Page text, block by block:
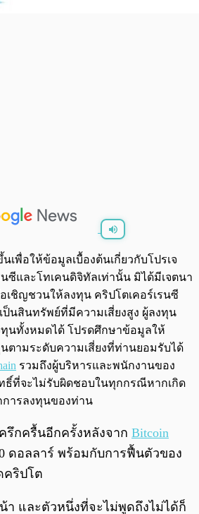
0:00/0:00
เพื่อให้ข้อมูลเบื้องต้นเกี่ยวกับโปรเจ
นซีและโทเคนดิจิทัลเท่านั้น มิได้มีเจตนา
เชิญชวนให้ลงทุน คริปโตเคอร์เรนซี
ป็นสินทรัพย์ที่มีความเสี่ยงสูง ผู้ลงทุน
ทุนทั้งหมดได้ โปรดศึกษาข้อมูลให้
ตามระดับความเสี่ยงที่ท่านยอมรับได้
รวมถึงผู้บริหารและพนักงานของ
ธิ์ที่จะไม่รับผิดชอบในทุกกรณีหากเกิด
การลงทุนของท่าน
รึกครื้นอีกครั้งหลังจาก Bitcoin
ดอลลาร์ พร้อมกับการฟื้นตัวของ
คริปโต
า และตัวหนึ่งที่จะไม่พูดถึงไม่ได้ก็